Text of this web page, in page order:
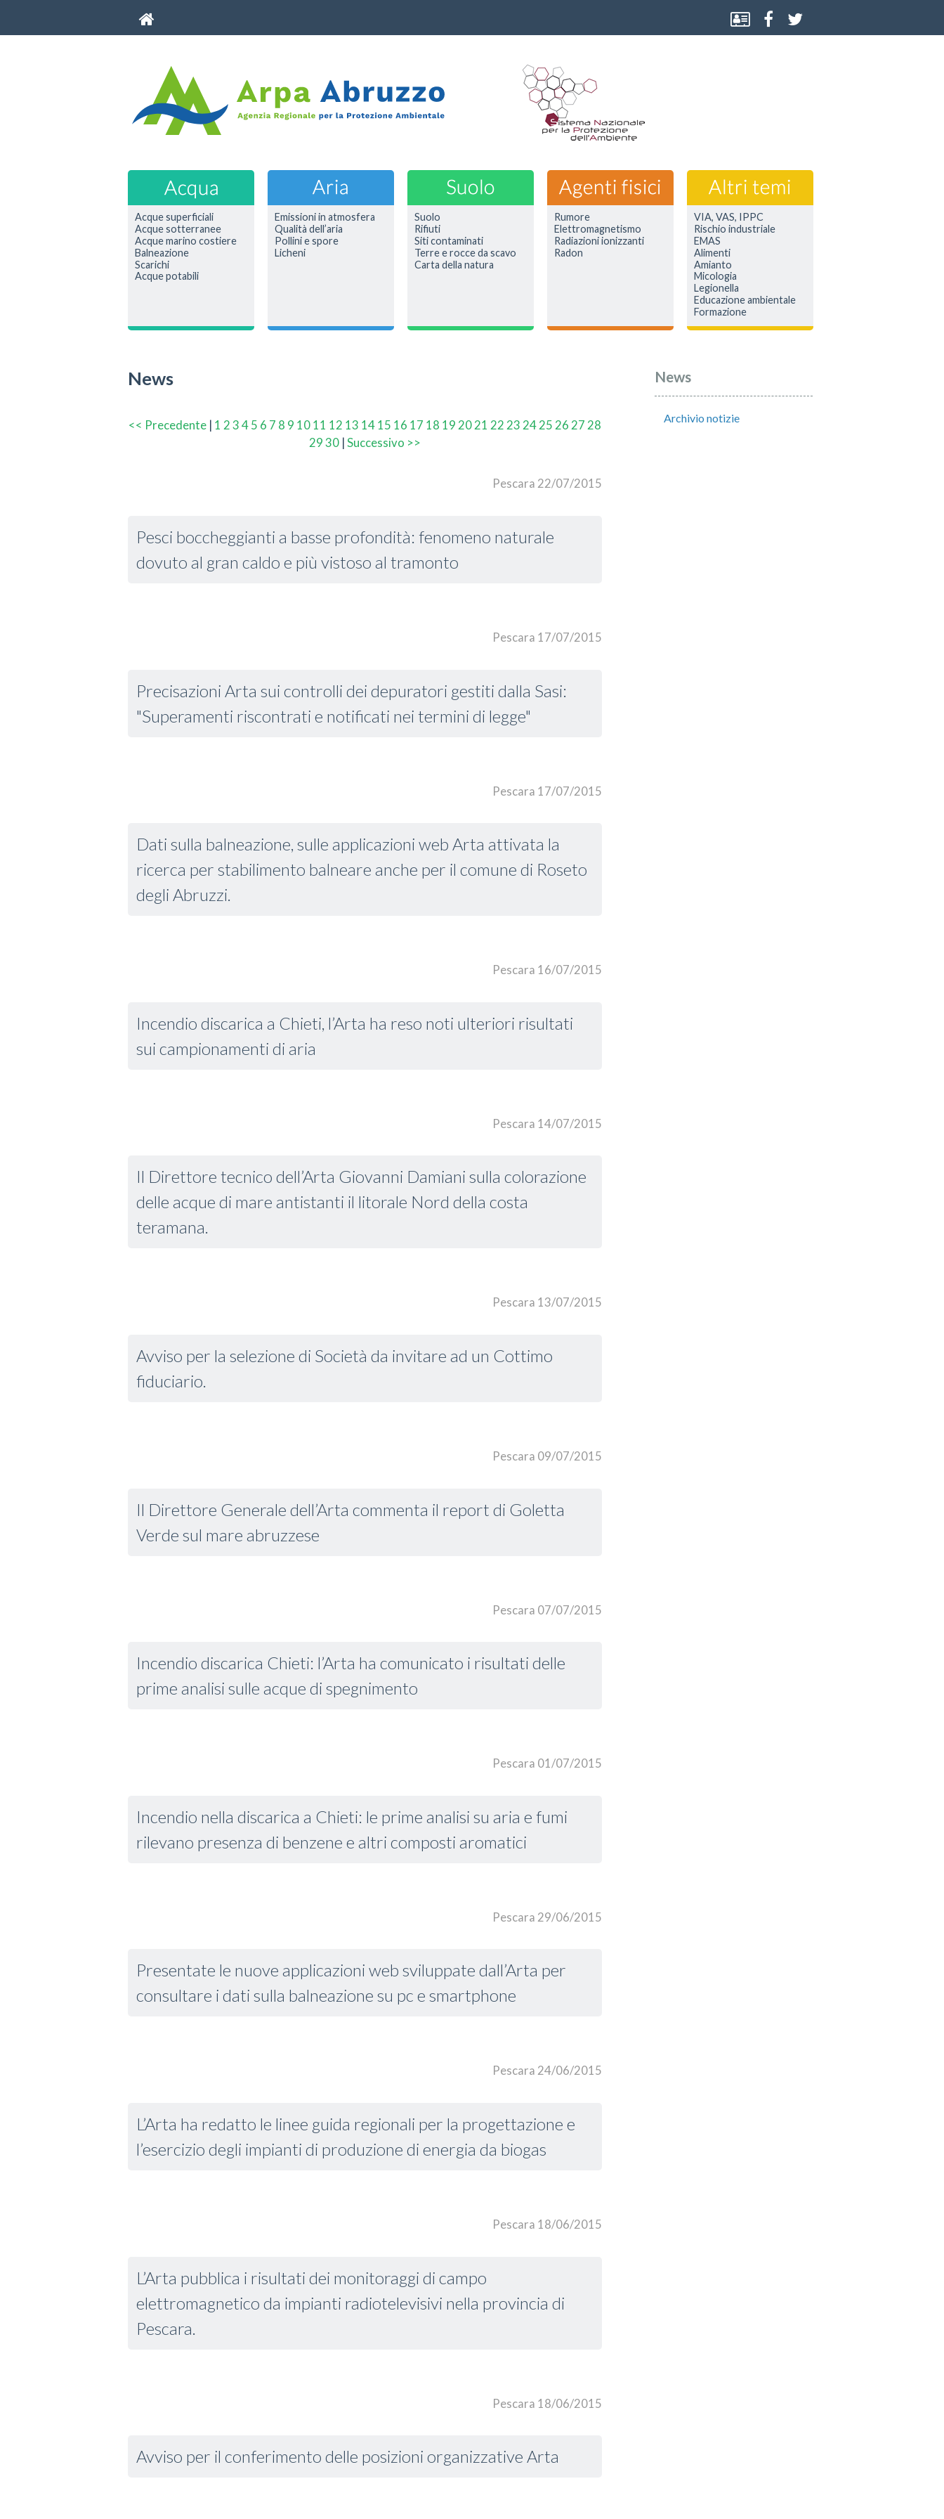
Acque superficiali
Acque sotterranee
Acque marino costiere
Balneazione
Scarichi
Acque potabili
Emissioni in atmosfera
Qualità dell’aria
Pollini e spore
Licheni
Suolo
Rifiuti
Siti contaminati
Terre e rocce da scavo
Carta della natura
Rumore
Elettromagnetismo
Radiazioni ionizzanti
Radon
VIA, VAS, IPPC
Rischio industriale
EMAS
Alimenti
Amianto
Micologia
Legionella
Educazione ambientale
Formazione
News
<< Precedente | 1 2345 6 7 8 9 1011 12 13 1415 16 17 18 19 2021 22 23 2425 26 27 28
2930 |Successivo >>
Pescara 22/07/2015
Pesci boccheggianti a basse profondità: fenomeno naturale
dovuto al gran caldo e più vistoso al tramonto
Pescara 17/07/2015
Precisazioni Arta sui controlli dei depuratori gestiti dalla Sasi:
"Superamenti riscontrati e notificati nei termini di legge"
Pescara 17/07/2015
Dati sulla balneazione, sulle applicazioni web Arta attivata la
ricerca per stabilimento balneare anche per il comune di Roseto
degli Abruzzi.
Pescara 16/07/2015
Incendio discarica a Chieti, l’Arta ha reso noti ulteriori risultati
sui campionamenti di aria
Pescara 14/07/2015
Il Direttore tecnico dell’Arta Giovanni Damiani sulla colorazione
delle acque di mare antistanti il litorale Nord della costa
teramana.
Pescara 13/07/2015
Avviso per la selezione di Società da invitare ad un Cottimo
fiduciario.
Pescara 09/07/2015
Il Direttore Generale dell’Arta commenta il report di Goletta
Verde sul mare abruzzese
Pescara 07/07/2015
Incendio discarica Chieti: l’Arta ha comunicato i risultati delle
prime analisi sulle acque di spegnimento
Pescara 01/07/2015
Incendio nella discarica a Chieti: le prime analisi su aria e fumi
rilevano presenza di benzene e altri composti aromatici
Pescara 29/06/2015
Presentate le nuove applicazioni web sviluppate dall’Arta per
consultare i dati sulla balneazione su pc e smartphone
Pescara 24/06/2015
L’Arta ha redatto le linee guida regionali per la progettazione e
l’esercizio degli impianti di produzione di energia da biogas
Pescara 18/06/2015
L’Arta pubblica i risultati dei monitoraggi di campo
elettromagnetico da impianti radiotelevisivi nella provincia di
Pescara.
Pescara 18/06/2015
Avviso per il conferimento delle posizioni organizzative Arta
News
Archivio notizie